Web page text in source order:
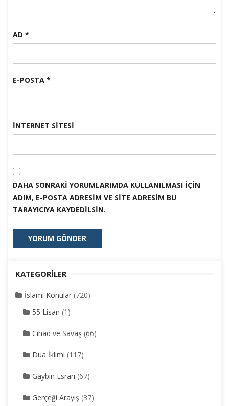
AD *
E-POSTA *
İNTERNET SITESI
DAHA SONRAKI YORUMLARIMDA KULLANILMASI IÇIN
ADIM, E-POSTA ADRESIM VE SITE ADRESIM BU
TARAYICIYA KAYDEDILSIN.
KATEGORILER
İslami Konular (720)
55 Lisan (1)
Cihad ve Savaş (66)
Dua İklimi (117)
Gaybın Esrarı (67)
Gerçeği Arayış (37)